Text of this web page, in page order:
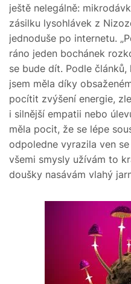
ještě nelegálně:
zásilku lysohlávek z
jednoduše po internetu.
ráno jeden bochánek
se bude dít. Podle
jsem měla díky
pocítit zvýšení energie,
i silnější empatii nebo
měla pocit, že se lépe
odpoledne vyrazila ven
všemi smysly užívám to
doušky nasávám vlahý